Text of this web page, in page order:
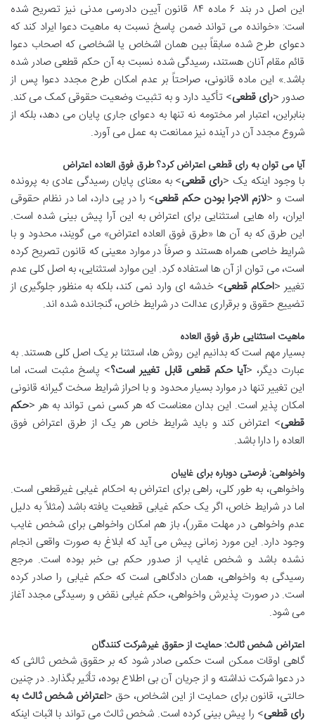
این اصل در بند ۶ ماده ۸۴ قانون آیین دادرسی مدنی نیز تصریح شده
است: «خوانده می تواند ضمن پاسخ نسبت به ماهیت دعوا ایراد کند که
دعوای طرح شده سابقاً بین همان اشخاص یا اشخاصی که اصحاب دعوا
قائم مقام آنان هستند، رسیدگی شده نسبت به آن حکم قطعی صادر شده
باشد.» این ماده قانونی، صراحتاً بر عدم امکان طرح مجدد دعوا پس از
صدور <رای قطعی> تأکید دارد و به تثبیت وضعیت حقوقی کمک می کند.
بنابراین، اعتبار امر مختومه نه تنها به دعوای جاری پایان می دهد، بلکه از
شروع مجدد آن در آینده نیز ممانعت به عمل می آورد.
آیا می توان به رای قطعی اعتراض کرد؟ طرق فوق العاده اعتراض
با وجود اینکه یک <رای قطعی> به معنای پایان رسیدگی عادی به پرونده
است و <لازم الاجرا بودن حکم قطعی> را در پی دارد، اما در نظام حقوقی
ایران، راه هایی استثنایی برای اعتراض به این آرا پیش بینی شده است.
این طرق که به آن ها «طرق فوق العاده اعتراض» می گویند، محدود و با
شرایط خاصی همراه هستند و صرفاً در موارد معینی که قانون تصریح کرده
است، می توان از آن ها استفاده کرد. این موارد استثنایی، به اصل کلی عدم
تغییر <احکام قطعی> خدشه ای وارد نمی کند، بلکه به منظور جلوگیری از
تضییع حقوق و برقراری عدالت در شرایط خاص، گنجانده شده اند.
ماهیت استثنایی طرق فوق العاده
بسیار مهم است که بدانیم این روش ها، استثنا بر یک اصل کلی هستند. به
عبارت دیگر، <آیا حکم قطعی قابل تغییر است؟> پاسخ مثبت است، اما
این تغییر تنها در موارد بسیار محدود و با احراز شرایط سخت گیرانه قانونی
امکان پذیر است. این بدان معناست که هر کسی نمی تواند به هر <حکم
قطعی> اعتراض کند و باید شرایط خاص هر یک از طرق اعتراض فوق
العاده را دارا باشد.
واخواهی: فرصتی دوباره برای غایبان
واخواهی، به طور کلی، راهی برای اعتراض به احکام غیابی غیرقطعی است.
اما در شرایط خاص، اگر یک حکم غیابی قطعیت یافته باشد (مثلاً به دلیل
عدم واخواهی در مهلت مقرر)، باز هم امکان واخواهی برای شخص غایب
وجود دارد. این مورد زمانی پیش می آید که ابلاغ به صورت واقعی انجام
نشده باشد و شخص غایب از صدور حکم بی خبر بوده است. مرجع
رسیدگی به واخواهی، همان دادگاهی است که حکم غیابی را صادر کرده
است. در صورت پذیرش واخواهی، حکم غیابی نقض و رسیدگی مجدد آغاز
می شود.
اعتراض شخص ثالث: حمایت از حقوق غیرشرکت کنندگان
گاهی اوقات ممکن است حکمی صادر شود که بر حقوق شخص ثالثی که
در دعوا شرکت نداشته و از جریان آن بی اطلاع بوده، تأثیر بگذارد. در چنین
حالتی، قانون برای حمایت از این اشخاص، حق <اعتراض شخص ثالث به
رای قطعی> را پیش بینی کرده است. شخص ثالث می تواند با اثبات اینکه